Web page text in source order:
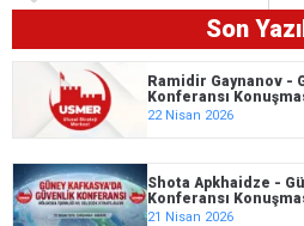
Son
Ramidir Gaynanov -
Konferansı
22 Nisan 2026
Shota Apkhaidze -
Konferansı
21 Nisan 2026